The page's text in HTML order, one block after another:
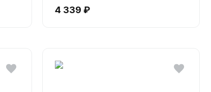
4 339 ₽